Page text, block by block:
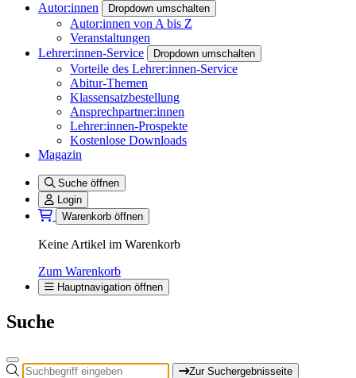
Autor:innen
Dropdown umschalten
Autor:innen von A bis Z
Veranstaltungen
Lehrer:innen-Service
Dropdown umschalten
Vorteile des Lehrer:innen-Service
Abitur-Themen
Klassensatzbestellung
Ansprechpartner:innen
Lehrer:innen-Prospekte
Kostenlose Downloads
Magazin
Suche öffnen
Login
Warenkorb öffnen
Keine Artikel im Warenkorb
Zum Warenkorb
Hauptnavigation öffnen
Suche
Zur Suchergebnisseite